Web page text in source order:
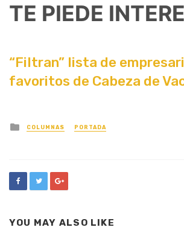
TE PIEDE
“Filtran” lista de
favoritos de Cabeza de
Posted
in
COLUMNAS PORTADA
YOU MAY ALSO LIKE